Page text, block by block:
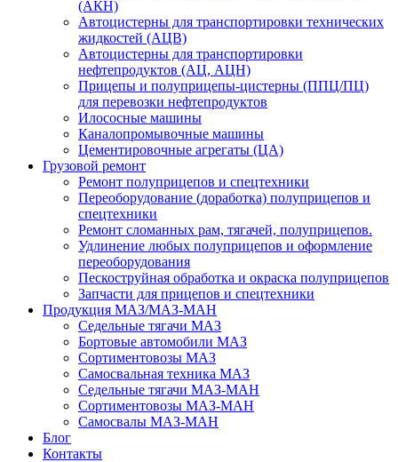
(АКН)
Автоцистерны для транспортировки технических
жидкостей (АЦВ)
Автоцистерны для транспортировки
нефтепродуктов (АЦ, АЦН)
Прицепы и полуприцепы-цистерны (ППЦ/ПЦ)
для перевозки нефтепродуктов
Илососные машины
Каналопромывочные машины
Цементировочные агрегаты (ЦА)
Грузовой ремонт
Ремонт полуприцепов и спецтехники
Переоборудование (доработка) полуприцепов и
спецтехники
Ремонт сломанных рам, тягачей, полуприцепов.
Удлинение любых полуприцепов и оформление
переоборудования
Пескоструйная обработка и окраска полуприцепов
Запчасти для прицепов и спецтехники
Продукция МАЗ/МАЗ-МАН
Седельные тягачи МАЗ
Бортовые автомобили МАЗ
Сортиментовозы МАЗ
Самосвальная техника МАЗ
Седельные тягачи МАЗ-МАН
Сортиментовозы МАЗ-МАН
Самосвалы МАЗ-МАН
Блог
Контакты